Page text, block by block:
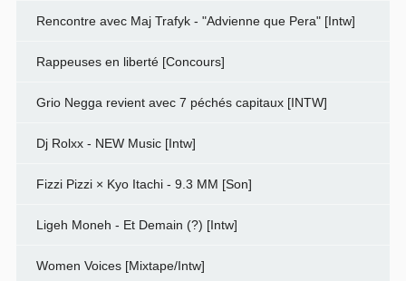
Rencontre avec Maj Trafyk - "Advienne que Pera" [Intw]
Rappeuses en liberté [Concours]
Grio Negga revient avec 7 péchés capitaux [INTW]
Dj Rolxx - NEW Music [Intw]
Fizzi Pizzi × Kyo Itachi - 9.3 MM [Son]
Ligeh Moneh - Et Demain (?) [Intw]
Women Voices [Mixtape/Intw]